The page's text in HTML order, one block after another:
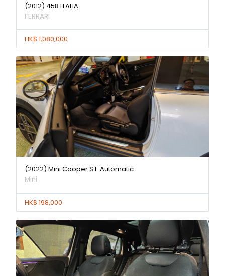
(2012) 458 ITALIA
FERRARI
HK$ 1,080,000
(2022) Mini Cooper S E Automatic
Mini
HK$ 198,000